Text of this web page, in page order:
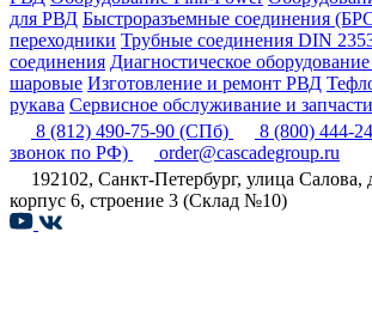
для РВД Быстроразъемные соединения
переходники Трубные соединения DIN
соединения Диагностическое
шаровые Изготовление и ремонт РВД
рукава Сервисное обслуживание и запчасти
8 (812) 490-75-90 (СПб) 8 (800) 444-
звонок по РФ)
order@cascadegroup.ru
192102, Санкт-Петербург, улица Салова,
корпус 6, строение 3 (Склад №10)